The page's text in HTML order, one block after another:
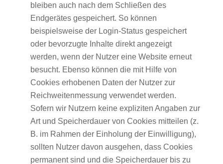
bleiben auch nach dem Schließen des
Endgerätes gespeichert. So können
beispielsweise der Login-Status gespeichert
oder bevorzugte Inhalte direkt angezeigt
werden, wenn der Nutzer eine Website erneut
besucht. Ebenso können die mit Hilfe von
Cookies erhobenen Daten der Nutzer zur
Reichweitenmessung verwendet werden.
Sofern wir Nutzern keine expliziten Angaben zur
Art und Speicherdauer von Cookies mitteilen (z.
B. im Rahmen der Einholung der Einwilligung),
sollten Nutzer davon ausgehen, dass Cookies
permanent sind und die Speicherdauer bis zu